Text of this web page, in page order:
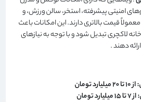
امنیتی پیشرفته، استخر، سالن ورزش، و
قیمت بالاتری دارند. این امکانات باعث
لاکچری تبدیل شود و با توجه به نیازهای
دهند.
تومان